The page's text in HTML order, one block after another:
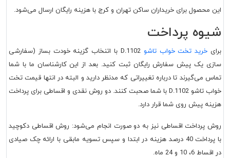
این محصول برای خریداران ساکن تهران و کرج با هزینه رایگان ارسال می‌شود.
شیوه پرداخت
برای خرید تخت خواب تاشو
D.1102 با اتنخاب گزینه خودت بساز (سفارشی
سازی یک پیش سفارش رایگان ثبت کنید. بعد از این کارشناسان ما با شما
تماس می‌گیرند تا درباره تغییراتی که مدنظر دارید و البته در انتها قیمت تخت
خواب تاشو D.1102 با شما صحبت کنند. دو روش نقدی و اقساطی برای پرداخت
هزینه پیش روی شما قرار دارد.
روش پرداخت اقساطی نیز به دو صورت انجام می‌شود: روش اقساطی دکوچید
با پرداخت 40 درصد هزینه در ابتدا و سپس تسویه مابقی با ارائه چک صیادی
در اقساط 6، 10 و 24 ماه.